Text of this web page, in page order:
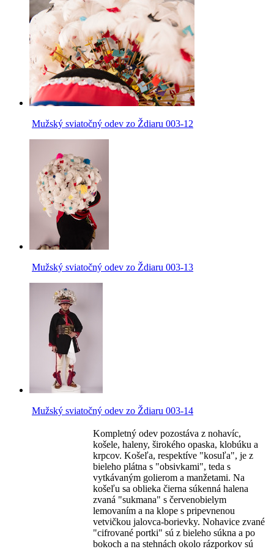
Mužský sviatočný odev zo Ždiaru 003-12
Mužský sviatočný odev zo Ždiaru 003-13
Mužský sviatočný odev zo Ždiaru 003-14
Kompletný odev pozostáva z nohavíc,
košele, haleny, širokého opaska, klobúku a
krpcov. Košeľa, respektíve "kosuľa", je z
bieleho plátna s "obsivkami", teda s
vytkávaným golierom a manžetami. Na
košeľu sa oblieka čierna súkenná halena
zvaná "sukmana" s červenobielym
lemovaním a na klope s pripevnenou
vetvičkou jalovca-borievky. Nohavice zvané
"cifrované portki" sú z bieleho súkna a po
bokoch a na stehnách okolo rázporkov sú